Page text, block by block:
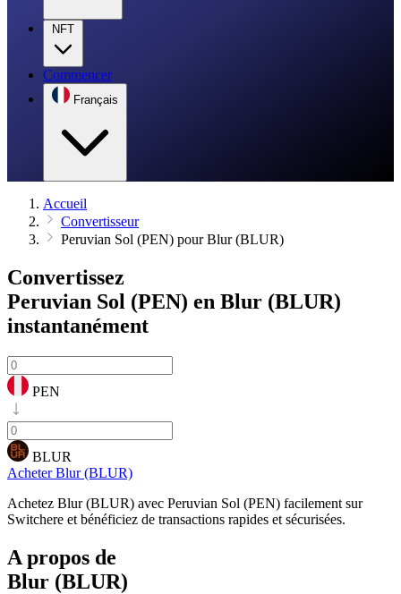
NFT
Commencer
Français
Accueil
Convertisseur
Peruvian Sol (PEN) pour Blur (BLUR)
Convertissez
Peruvian Sol (PEN) en Blur (BLUR)
instantanément
PEN
BLUR
Acheter Blur (BLUR)
Achetez Blur (BLUR) avec Peruvian Sol (PEN) facilement sur
Switchere et bénéficiez de transactions rapides et sécurisées.
A propos de
Blur (BLUR)